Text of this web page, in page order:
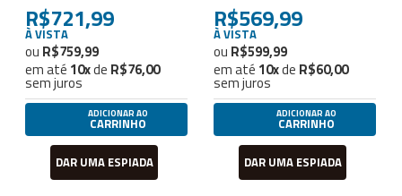
R$721,99
À VISTA
R$759,99
em até 10xde R$76,00
sem juros
ADICIONAR AO
CARRINHO
DAR UMA ESPIADA
R$569,99
À VISTA
R$599,99
em até 10xde R$60,00
sem juros
ADICIONAR AO
CARRINHO
DAR UMA ESPIADA